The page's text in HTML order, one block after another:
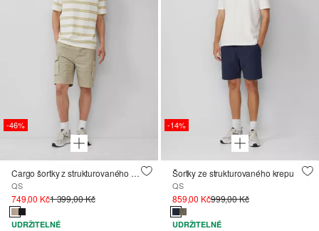
-46%
Cargo šortky z strukturovaného materiálu
QS
749,00 Kč1 399,00 Kč
UDRŽITELNÉ
-14%
Šortky ze strukturovaného krepu
QS
859,00 Kč999,00 Kč
UDRŽITELNÉ